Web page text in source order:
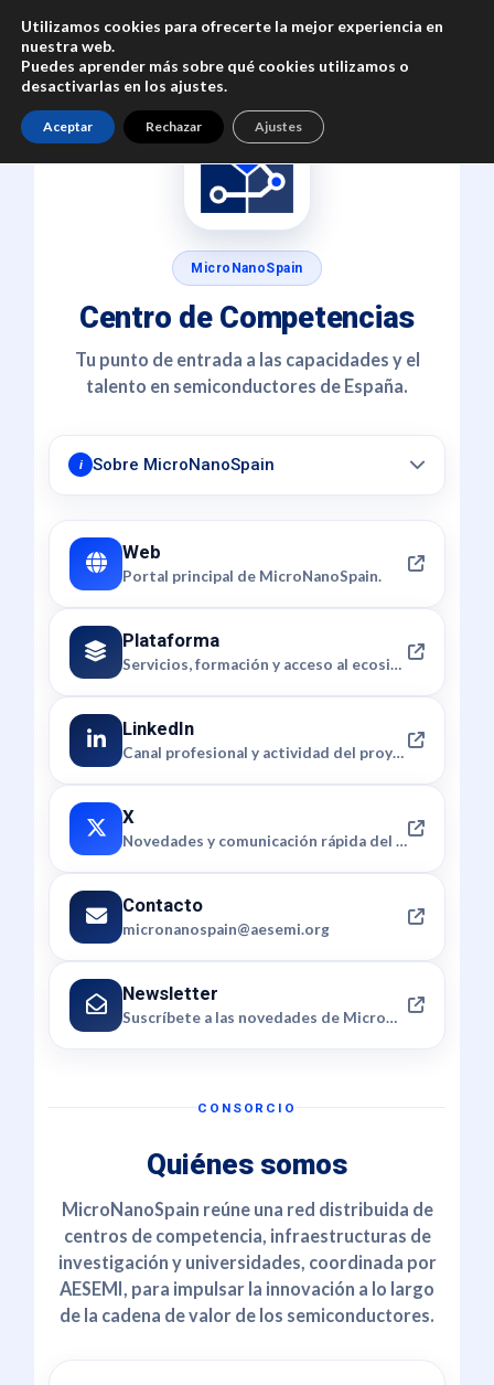
MicroNanoSpain
Centro de Competencias
Tu punto de entrada a las capacidades y el
talento en semiconductores de España.
i Sobre MicroNanoSpain
Web
Portal principal de MicroNanoSpain.
Plataforma
Servicios, formación y acceso al ecosistema.
LinkedIn
Canal profesional y actividad del proyecto.
X
Novedades y comunicación rápida del proyecto.
Contacto
micronanospain@aesemi.org
Newsletter
Suscríbete a las novedades de MicroNanoSpain.
CONSORCIO
Quiénes somos
MicroNanoSpain reúne una red distribuida de
centros de competencia, infraestructuras de
investigación y universidades, coordinada por
AESEMI, para impulsar la innovación a lo largo
de la cadena de valor de los semiconductores.
Utilizamos cookies para ofrecerte la mejor experiencia en
nuestra web.
Puedes aprender más sobre qué cookies utilizamos o
desactivarlas en los ajustes.
Aceptar Rechazar Ajustes